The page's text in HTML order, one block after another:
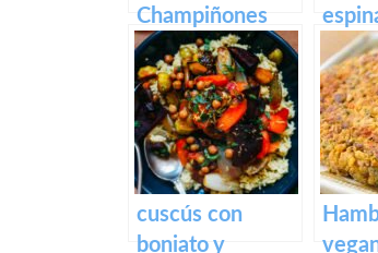
Champiñones
cuscús con
boniato y